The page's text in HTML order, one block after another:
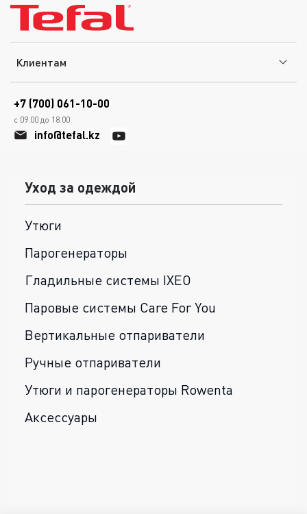
Клиентам
+7 (700) 061-10-00
с 09.00 до 18.00
info@tefal.kz
Уход за одеждой
Утюги
Парогенераторы
Гладильные системы IXEO
Паровые системы Care For You
Вертикальные отпариватели
Ручные отпариватели
Утюги и парогенераторы Rowenta
Аксессуары